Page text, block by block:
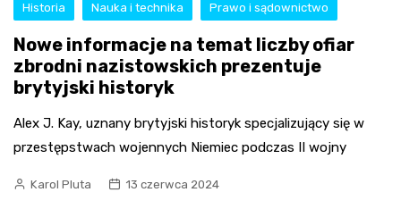
Historia Nauka i technika Prawo i sądownictwo
Nowe informacje na temat liczby ofiar
zbrodni nazistowskich prezentuje
brytyjski historyk
Alex J. Kay, uznany brytyjski historyk specjalizujący się w
przestępstwach wojennych Niemiec podczas II wojny
Karol Pluta 13 czerwca 2024